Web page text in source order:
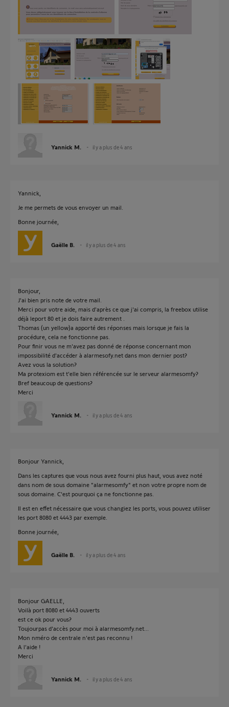
Yannick M. il y a plus de 4 ans
Yannick,
Je me permets de vous envoyer un mail.
Bonne journée,
Gaëlle B. il y a plus de 4 ans
Bonjour,
J'ai bien pris note de votre mail.
Merci pour votre aide, mais d'après ce que j'ai compris, la freebox utilise
déjà leport 80 et je dois faire autrement .
Thomas (un yellow)a apporté des réponses mais lorsque je fais la
procédure, cela ne fonctionne pas.
Pour finir vous ne m'avez pas donné de réponse concernant mon
impossibilité d'accéder à alarmesofy.net dans mon dernier post?
Avez vous la solution?
Ma protexiom est t'elle bien référencée sur le serveur alarmesomfy?
Bref beaucoup de questions?
Merci
Yannick M. il y a plus de 4 ans
Bonjour Yannick,
Dans les captures que vous nous avez fourni plus haut, vous avez noté
dans nom de sous domaine "alarmesomfy" et non votre propre nom de
sous domaine. C'est pourquoi ça ne fonctionne pas.
Il est en effet nécessaire que vous changiez les ports, vous pouvez utiliser
les port 8080 et 4443 par exemple.
Bonne journée,
Gaëlle B. il y a plus de 4 ans
Bonjour GAELLE,
Voilà port 8080 et 4443 ouverts
est ce ok pour vous?
Toujourpas d'accès pour moi à alarmesomfy.net...
Mon nméro de centrale n'est pas reconnu !
A l'aide !
Merci
Yannick M. il y a plus de 4 ans